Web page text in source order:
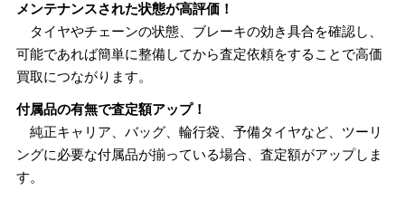
メンテナンスされた状態が高評価！
タイヤやチェーンの状態、ブレーキの効き具合を確認し、
可能であれば簡単に整備してから査定依頼をすることで高価
買取につながります。
付属品の有無で査定額アップ！
純正キャリア、バッグ、輪行袋、予備タイヤなど、ツーリ
ングに必要な付属品が揃っている場合、査定額がアップしま
す。